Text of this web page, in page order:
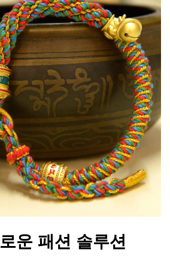
운 패션 솔루션